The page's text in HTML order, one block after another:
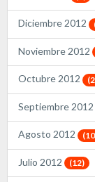
Diciembre 2012
Noviembre 2012
Octubre 2012
Septiembre 2012
Agosto 2012
Julio 2012 (12)